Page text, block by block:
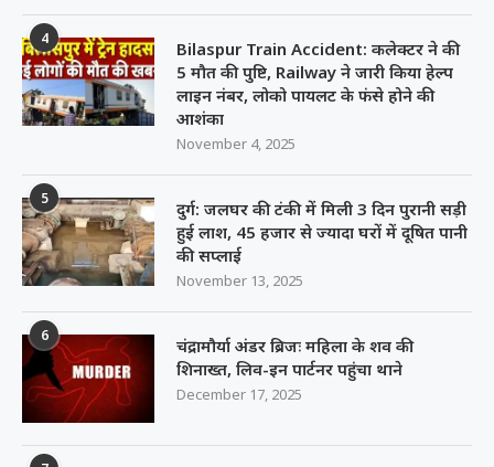
4
Bilaspur Train Accident: कलेक्टर ने की
5 मौत की पुष्टि, Railway ने जारी किया हेल्प
लाइन नंबर, लोको पायलट के फंसे होने की
आशंका
November 4, 2025
5
दुर्ग: जलघर की टंकी में मिली 3 दिन पुरानी सड़ी
हुई लाश, 45 हजार से ज्यादा घरों में दूषित पानी
की सप्लाई
November 13, 2025
6
चंद्रामौर्या अंडर ब्रिजः महिला के शव की
शिनाख्त, लिव-इन पार्टनर पहुंचा थाने
December 17, 2025